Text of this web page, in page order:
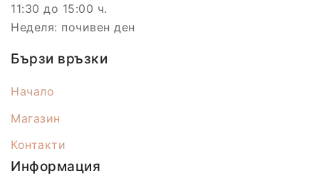
11:30 до 15:00 ч.
Неделя: почивен ден
Бързи връзки
Начало
Магазин
Контакти
Информация